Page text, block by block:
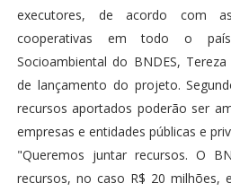
executores, de acordo com
cooperativas em todo o
Socioambiental do BNDES,
de lançamento do projeto.
recursos aportados poderão ser
empresas e entidades públicas e
"Queremos juntar recursos. O
recursos, no caso R$ 20 milhões,